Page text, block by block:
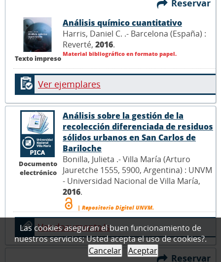
Reservar
Texto impreso
Análisis químico cuantitativo
Harris, Daniel C. .- Barcelona (España) :
Reverté, 2016.
Material bibliográfico en formato papel.
Ver ejemplares
Documento
electrónico
Análisis sobre la gestión de la
recolección diferenciada de residuos
sólidos urbanos en San Carlos de
Bariloche
Bonilla, Julieta .- Villa María (Arturo
Jauretche 1555, 5900, Argentina) : UNVM
- Universidad Nacional de Villa María,
2016.
| Repositorio Digital UNVM.
Ver documento/s
Reservar
Las cookies aseguran el buen funcionamiento de
nuestros servicios; Usted acepta el uso de cookies?.
Cancelar
Aceptar